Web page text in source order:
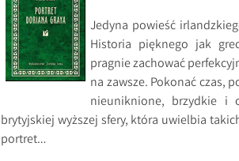
Jedyna powieść
Historia pięknego jak
pragnie zachować
na zawsze. Pokonać czas,
nieuniknione, brzydkie i
brytyjskiej wyższej sfery, która uwielbia
portret…